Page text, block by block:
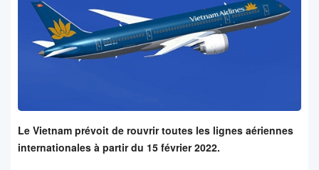
Le Vietnam prévoit de rouvrir toutes les lignes aériennes
internationales à partir du 15 février 2022.